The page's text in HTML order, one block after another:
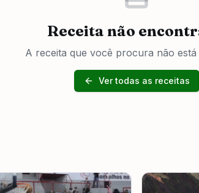
Receita não
A receita que você procura não está
Ver todas as receitas